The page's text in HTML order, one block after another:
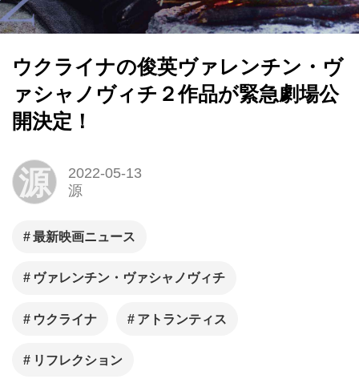
ウクライナの俊英ヴァレンチン・ヴ
ァシャノヴィチ２作品が緊急劇場公
開決定！
源
2022-05-13
源
最新映画ニュース
ヴァレンチン・ヴァシャノヴィチ
ウクライナ アトランティス
リフレクション